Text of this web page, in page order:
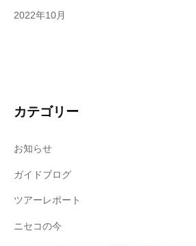
2022年10月
カテゴリー
お知らせ
ガイドブログ
ツアーレポート
ニセコの今